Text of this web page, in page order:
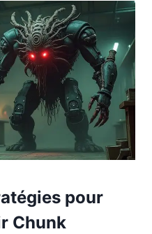
pour
Chunk